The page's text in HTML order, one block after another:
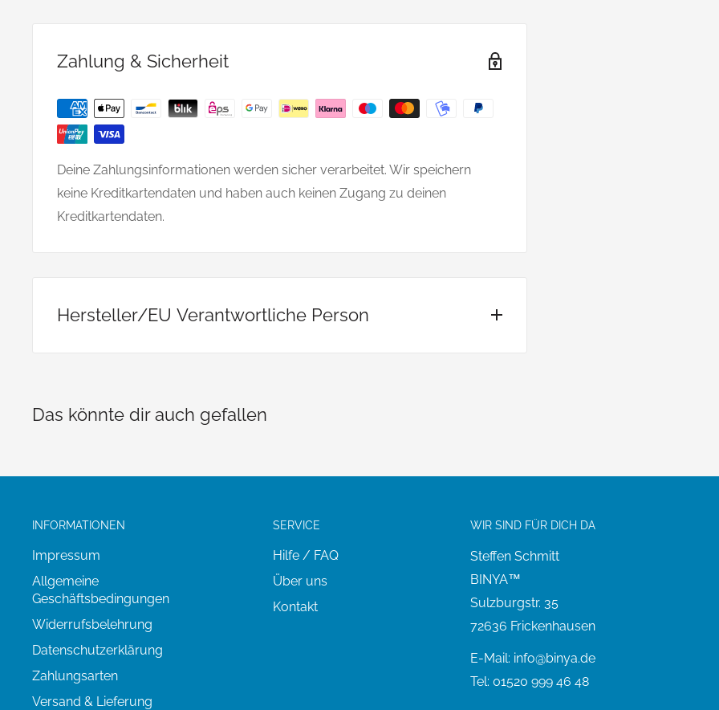
Zahlung & Sicherheit
Deine Zahlungsinformationen werden sicher verarbeitet. Wir speichern
keine Kreditkartendaten und haben auch keinen Zugang zu deinen
Kreditkartendaten.
Hersteller/EU Verantwortliche Person
72636 Frickenhausen
Das könnte dir auch gefallen
INFORMATIONEN
Impressum
Allgemeine
Geschäftsbedingungen
Widerrufsbelehrung
Datenschutzerklärung
Zahlungsarten
Versand & Lieferung
SERVICE
Hilfe / FAQ
Über uns
Kontakt
WIR SIND FÜR DICH DA
Steffen Schmitt
BINYA™
Sulzburgstr. 35
72636 Frickenhausen
E-Mail: info@binya.de
Tel: 01520 999 46 48